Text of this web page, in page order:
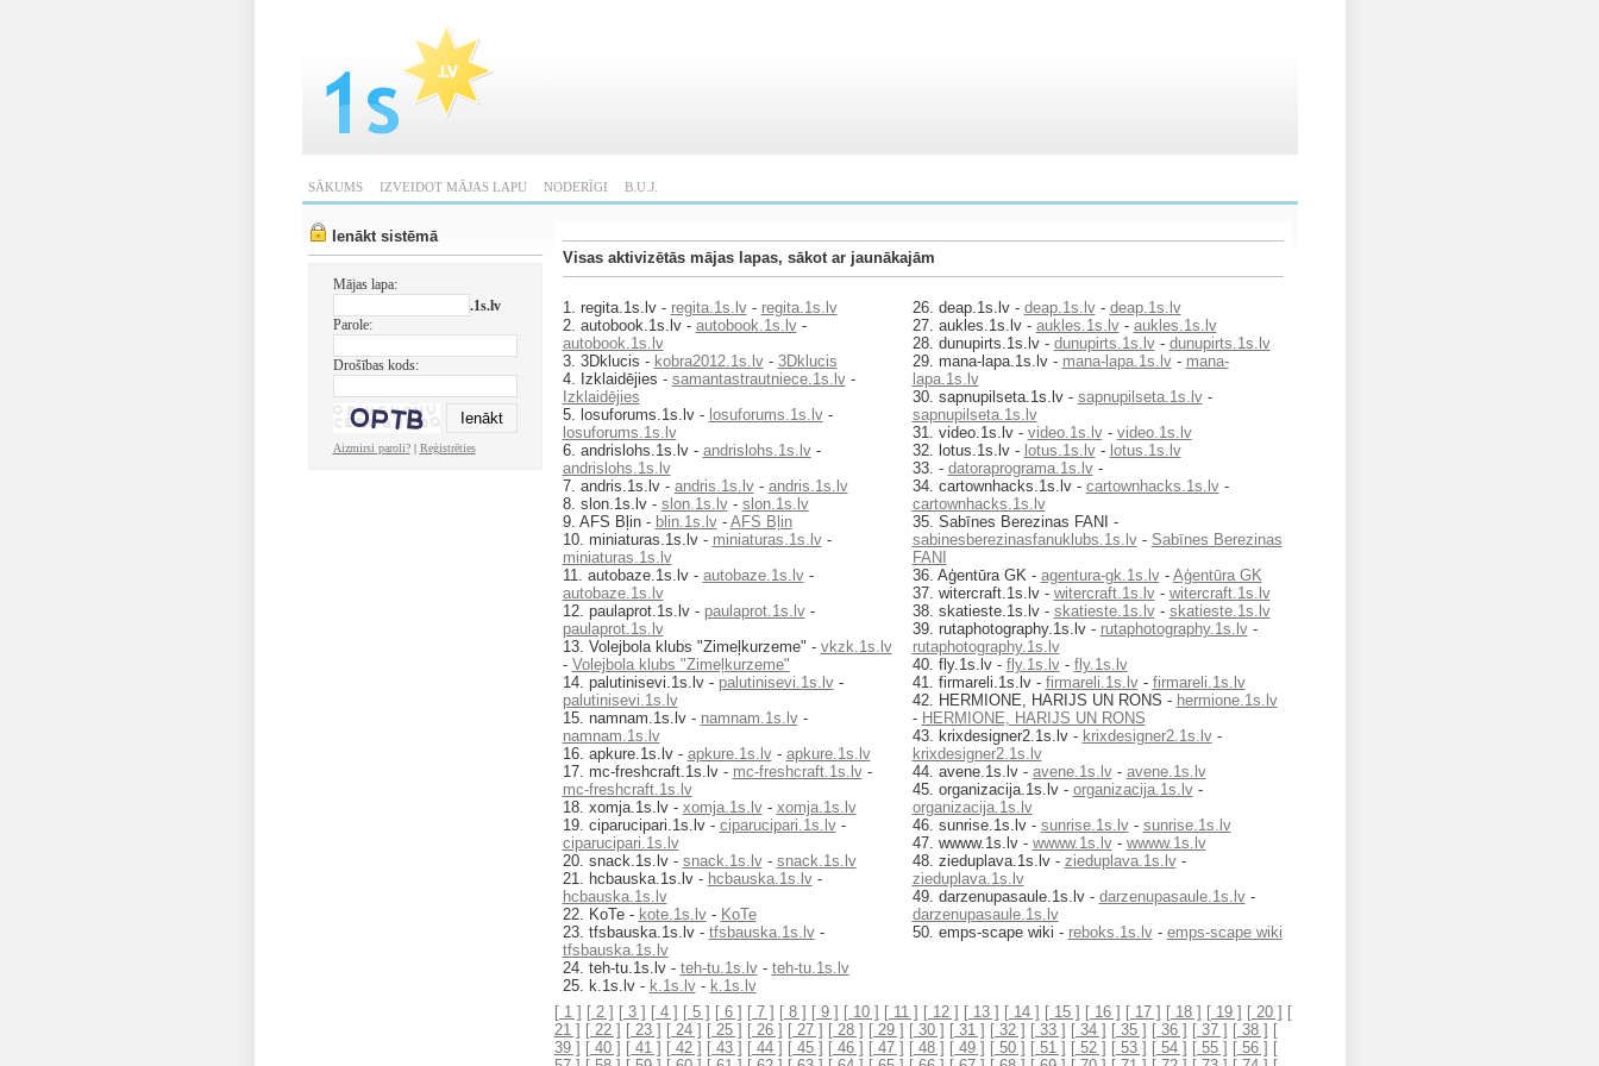
SĀKUMS IZVEIDOT MĀJAS LAPU NODERĪGI B.U.J.
Ienākt sistēmā
Mājas lapa:
.1s.lv
Parole:
Drošības kods:
Aizmirsi paroli? | Reģistrēties
Visas aktivizētās mājas lapas, sākot ar jaunākajām
1. regita.1s.lv - regita.1s.lv- regita.1s.lv
2. autobook.1s.lv - autobook.1s.lv-
autobook.1s.lv
3. 3Dklucis - kobra2012.1s.lv- 3Dklucis
4. Izklaidējies - samantastrautniece.1s.lv-
Izklaidējies
5. losuforums.1s.lv - losuforums.1s.lv-
losuforums.1s.lv
6. andrislohs.1s.lv - andrislohs.1s.lv-
andrislohs.1s.lv
7. andris.1s.lv - andris.1s.lv- andris.1s.lv
8. slon.1s.lv - slon.1s.lv- slon.1s.lv
9. AFS Bļin - blin.1s.lv- AFS Bļin
10. miniaturas.1s.lv - miniaturas.1s.lv-
miniaturas.1s.lv
11. autobaze.1s.lv - autobaze.1s.lv-
autobaze.1s.lv
12. paulaprot.1s.lv - paulaprot.1s.lv-
paulaprot.1s.lv
13. Volejbola klubs "Zimeļkurzeme" - vkzk.1s.lv
- Volejbola klubs "Zimeļkurzeme"
14. palutinisevi.1s.lv - palutinisevi.1s.lv-
palutinisevi.1s.lv
15. namnam.1s.lv - namnam.1s.lv-
namnam.1s.lv
16. apkure.1s.lv - apkure.1s.lv- apkure.1s.lv
17. mc-freshcraft.1s.lv - mc-freshcraft.1s.lv-
mc-freshcraft.1s.lv
18. xomja.1s.lv - xomja.1s.lv- xomja.1s.lv
19. ciparucipari.1s.lv - ciparucipari.1s.lv-
ciparucipari.1s.lv
20. snack.1s.lv - snack.1s.lv- snack.1s.lv
21. hcbauska.1s.lv - hcbauska.1s.lv-
hcbauska.1s.lv
22. KoTe - kote.1s.lv- KoTe
23. tfsbauska.1s.lv - tfsbauska.1s.lv-
tfsbauska.1s.lv
24. teh-tu.1s.lv - teh-tu.1s.lv- teh-tu.1s.lv
25. k.1s.lv - k.1s.lv- k.1s.lv
26. deap.1s.lv - deap.1s.lv- deap.1s.lv
27. aukles.1s.lv - aukles.1s.lv- aukles.1s.lv
28. dunupirts.1s.lv - dunupirts.1s.lv- dunupirts.1s.lv
29. mana-lapa.1s.lv - mana-lapa.1s.lv- mana-
lapa.1s.lv
30. sapnupilseta.1s.lv - sapnupilseta.1s.lv-
sapnupilseta.1s.lv
31. video.1s.lv - video.1s.lv- video.1s.lv
32. lotus.1s.lv - lotus.1s.lv- lotus.1s.lv
33. - datoraprograma.1s.lv-
34. cartownhacks.1s.lv - cartownhacks.1s.lv-
cartownhacks.1s.lv
35. Sabīnes Berezinas FANI -
sabinesberezinasfanuklubs.1s.lv- Sabīnes Berezinas
FANI
36. Aģentūra GK - agentura-gk.1s.lv- Aģentūra GK
37. witercraft.1s.lv - witercraft.1s.lv- witercraft.1s.lv
38. skatieste.1s.lv - skatieste.1s.lv- skatieste.1s.lv
39. rutaphotography.1s.lv - rutaphotography.1s.lv-
rutaphotography.1s.lv
40. fly.1s.lv - fly.1s.lv- fly.1s.lv
41. firmareli.1s.lv - firmareli.1s.lv- firmareli.1s.lv
42. HERMIONE, HARIJS UN RONS - hermione.1s.lv
- HERMIONE, HARIJS UN RONS
43. krixdesigner2.1s.lv - krixdesigner2.1s.lv-
krixdesigner2.1s.lv
44. avene.1s.lv - avene.1s.lv- avene.1s.lv
45. organizacija.1s.lv - organizacija.1s.lv-
organizacija.1s.lv
46. sunrise.1s.lv - sunrise.1s.lv- sunrise.1s.lv
47. wwww.1s.lv - wwww.1s.lv- wwww.1s.lv
48. zieduplava.1s.lv - zieduplava.1s.lv-
zieduplava.1s.lv
49. darzenupasaule.1s.lv - darzenupasaule.1s.lv-
darzenupasaule.1s.lv
50. emps-scape wiki - reboks.1s.lv- emps-scape wiki
[ 1 ] [ 2 ] [ 3 ] [ 4 ] [ 5 ] [ 6 ] [ 7 ] [ 8 ] [ 9 ] [ 10 ] [ 11 ] [ 12 ] [ 13 ] [ 14 ] [ 15 ] [ 16 ] [ 17 ] [ 18 ] [ 19 ] [ 20 ] [
21 ] [ 22 ] [ 23 ] [ 24 ] [ 25 ] [ 26 ] [ 27 ] [ 28 ] [ 29 ] [ 30 ] [ 31 ] [ 32 ] [ 33 ] [ 34 ] [ 35 ] [ 36 ] [ 37 ] [ 38 ] [
39 ] [ 40 ] [ 41 ] [ 42 ] [ 43 ] [ 44 ] [ 45 ] [ 46 ] [ 47 ] [ 48 ] [ 49 ] [ 50 ] [ 51 ] [ 52 ] [ 53 ] [ 54 ] [ 55 ] [ 56 ] [